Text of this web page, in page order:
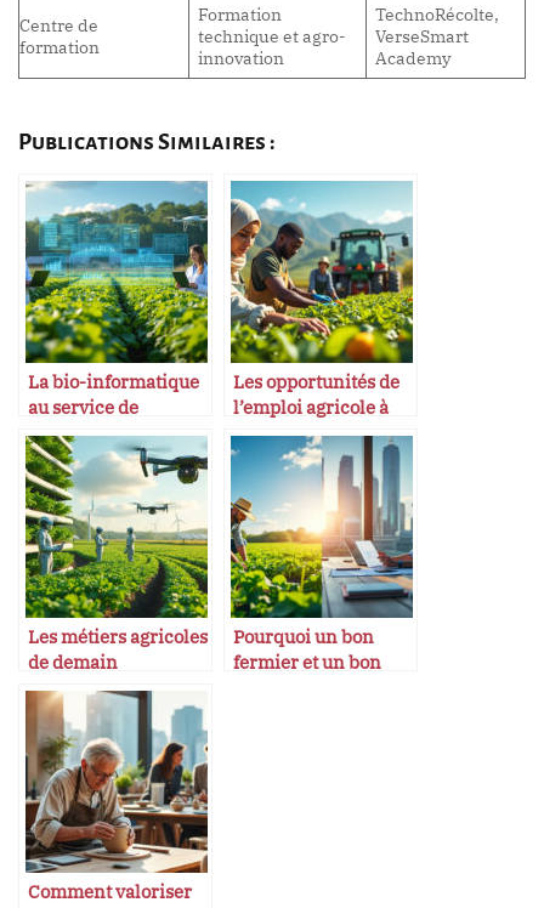
Centre de
formation
Formation
technique et agro-
innovation
TechnoRécolte,
VerseSmart
Academy
Publications Similaires :
La bio-informatique
au service de
l’agriculture
Les opportunités de
l’emploi agricole à
l’international
Les métiers agricoles
de demain
Pourquoi un bon
fermier et un bon
Comment valoriser